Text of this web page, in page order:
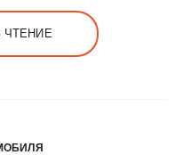
ЧТЕНИЕ